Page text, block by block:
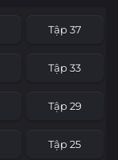
Tập 37
Tập 33
Tập 29
Tập 25